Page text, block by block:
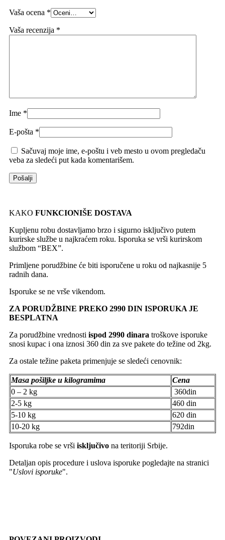
Vaša ocena *
Vaša recenzija *
Ime *
E-pošta *
Sačuvaj moje ime, e-poštu i veb mesto u ovom pregledaču
veba za sledeći put kada komentarišem.
KAKO FUNKCIONIŠE DOSTAVA
Kupljenu robu dostavljamo brzo i sigurno isključivo putem
kurirske službe u najkraćem roku. Isporuka se vrši kurirskom
službom “BEX”.
Primljene porudžbine će biti isporučene u roku od najkasnije 5
radnih dana.
Isporuke se ne vrše vikendom.
ZA PORUDŽBINE PREKO 2990 DIN ISPORUKA JE
BESPLATNA
Za porudžbine vrednosti ispod 2990 dinara troškove isporuke
snosi kupac i ona iznosi 360 din za sve pakete do težine od 2kg.
Za ostale težine paketa primenjuje se sledeći cenovnik:
Masa pošiljke u kilogramima
Cena
0 – 2 kg
360din
2-5 kg
460 din
5-10 kg
620 din
10-20 kg
792din
Isporuka robe se vrši isključivo na teritoriji Srbije.
Detaljan opis procedure i uslova isporuke pogledajte na stranici
"Uslovi isporuke".